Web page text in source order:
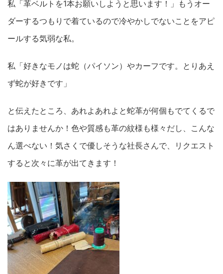
私「革ベルトを1本お願いしようと思います！」もうオー
ダーするつもりで着ているので冷やかしでないことをアピ
ールする気弱な私。
私「好きなモノは蛇（パイソン）やカーフです。とりあえ
ず蛇が好きです」
と伝えたところ、あれよあれよと蛇革が何個もでてくるで
はありませんか！色や質感も革の紋様も様々だし、こんな
ん選べない！気さくで優しそうな社長さんで、リクエスト
すると次々に革が出てきます！